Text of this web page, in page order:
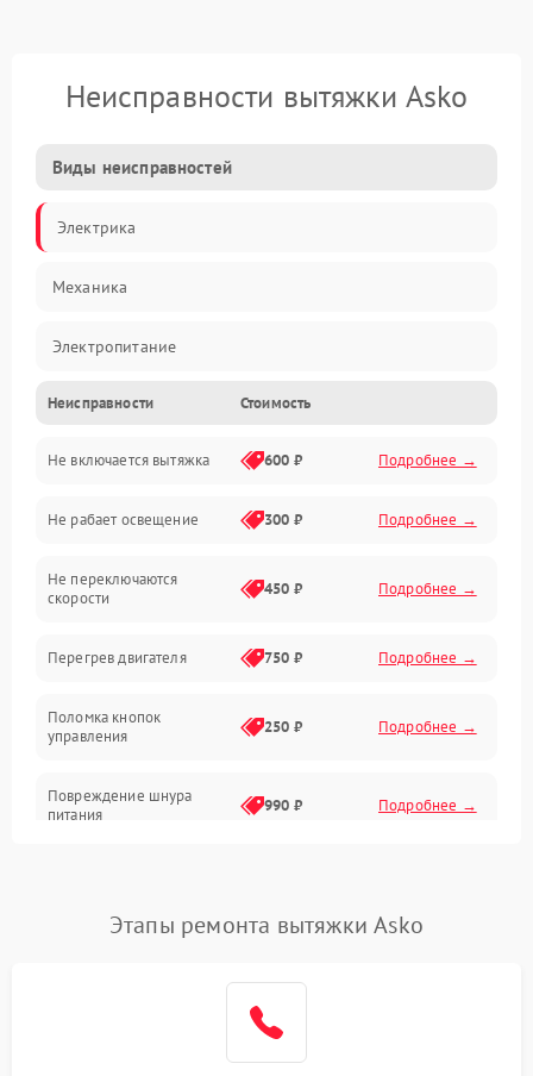
Неисправности вытяжки Asko
Виды неисправностей
Электрика
Механика
Электропитание
Вентиляция
Освещение
Механические повреждения
Электроника
Неисправности Стоимость
Не включается вытяжка 600 ₽ Подробнее →
Не рабает освещение 300 ₽ Подробнее →
Не переключаются
скорости
450 ₽ Подробнее →
Перегрев двигателя 750 ₽ Подробнее →
Поломка кнопок
управления
250 ₽ Подробнее →
Повреждение шнура
питания
990 ₽ Подробнее →
1000 ₽
Этапы ремонта вытяжки Asko